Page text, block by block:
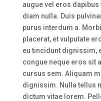
augue vel eros
diam nulla. Duis
purus interdum a.
placerat, et vulputate
eu tincidunt dignissim,
congue neque eros sit
cursus sem. Aliquam
dignissim. Nulla tellus
dictum vitae lorem.